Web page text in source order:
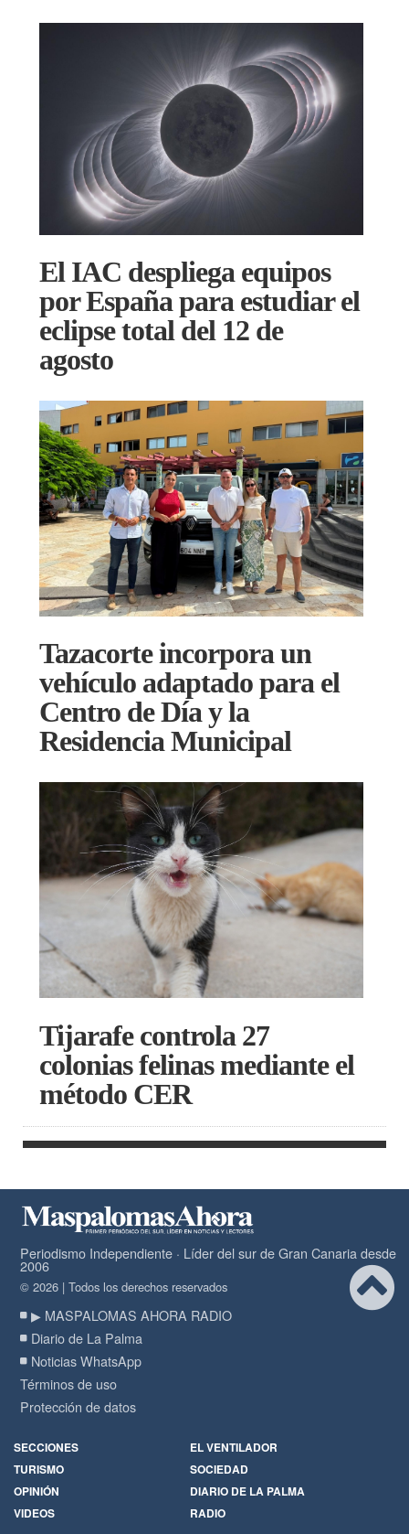
El IAC despliega equipos
por España para estudiar el
eclipse total del 12 de
agosto
Tazacorte incorpora un
vehículo adaptado para el
Centro de Día y la
Residencia Municipal
Tijarafe controla 27
colonias felinas mediante el
método CER
Periodismo Independiente · Líder del sur de Gran Canaria desde
2006
© 2026 | Todos los derechos reservados
▶ MASPALOMAS AHORA RADIO
Diario de La Palma
Noticias WhatsApp
Términos de uso
Protección de datos
SECCIONES
EL VENTILADOR
TURISMO
SOCIEDAD
OPINIÓN
DIARIO DE LA PALMA
VIDEOS
RADIO